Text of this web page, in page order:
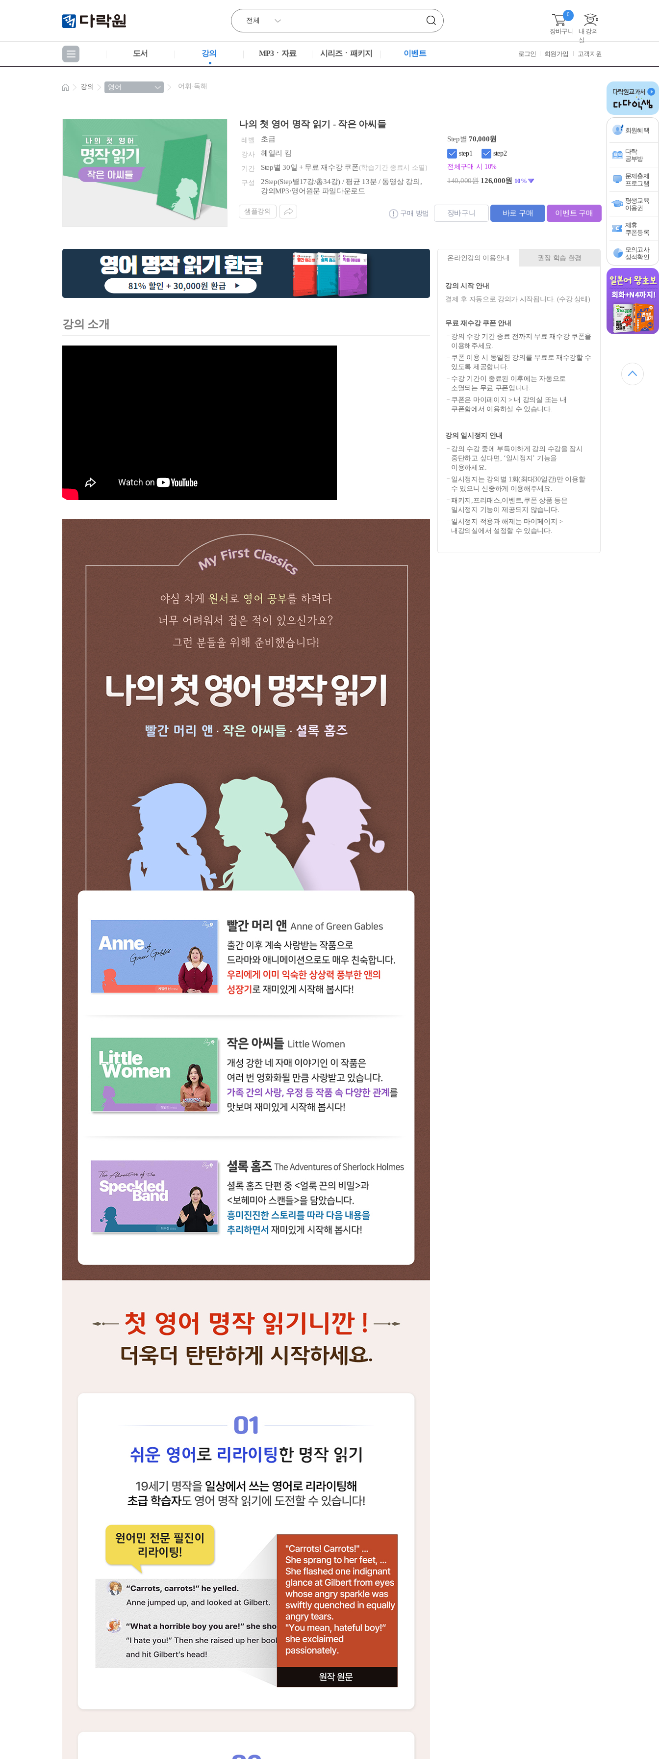
장바구니
0
내 강의
실
도서 강의 MP3ㆍ자료 시리즈ㆍ패키지 이벤트 로그인 회원가입 고객지원
회원혜택
다락
공부방
문제출제
프로그램
평생교육
이용권
제휴
쿠폰등록
모의고사
성적확인
강의 어휘·독해
나의 첫 영어 명작 읽기 - 작은 아씨들
레벨 초급
강사 헤일리 킴
기간 Step별 30일 + 무료 재수강 쿠폰(학습기간 종료시 소멸)
구성
2Step(Step별17강/총34강) / 평균 13분 / 동영상 강의,
강의MP3·영어원문 파일다운로드
Step별70,000원
step1
step2
전체구매 시 10%
140,000원 126,000원 10%
샘플강의 구매 방법 장바구니 바로 구매 이벤트 구매
강의 소개
온라인강의 이용안내 권장 학습 환경
강의 시작 안내
결제 후 자동으로 강의가 시작됩니다. (수강 상태)
무료 재수강 쿠폰 안내
강의 수강 기간 종료 전까지 무료 재수강 쿠폰을
이용해주세요.
쿠폰 이용 시 동일한 강의를 무료로 재수강할 수
있도록 제공합니다.
수강 기간이 종료된 이후에는 자동으로
소멸되는 무료 쿠폰입니다.
쿠폰은 마이페이지 > 내 강의실 또는 내
쿠폰함에서 이용하실 수 있습니다.
강의 일시정지 안내
강의 수강 중에 부득이하게 강의 수강을 잠시
중단하고 싶다면, ‘일시정지’ 기능을
이용하세요.
일시정지는 강의별 1회(최대30일간)만 이용할
수 있으니 신중하게 이용해주세요.
패키지,프리패스,이벤트,쿠폰 상품 등은
일시정지 기능이 제공되지 않습니다.
일시정지 적용과 해제는 마이페이지 >
내강의실에서 설정할 수 있습니다.